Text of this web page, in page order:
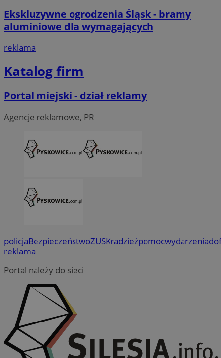
Ekskluzywne ogrodzenia Śląsk - bramy
aluminiowe dla wymagających
reklama
Katalog firm
Portal miejski - dział reklamy
Agencje reklamowe, PR
policjaBezpieczeństwoZUSKradzieżpomocwydarzenia
reklama
Portal należy do sieci